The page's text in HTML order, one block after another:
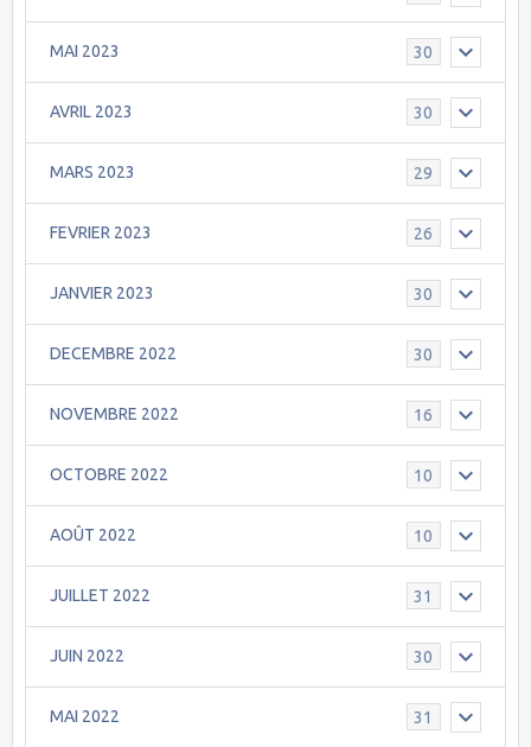
MAI 2023 30
AVRIL 2023 30
MARS 2023 29
FEVRIER 2023 26
JANVIER 2023 30
DECEMBRE 2022 30
NOVEMBRE 2022 16
OCTOBRE 2022 10
AOÛT 2022 10
JUILLET 2022 31
JUIN 2022 30
MAI 2022 31